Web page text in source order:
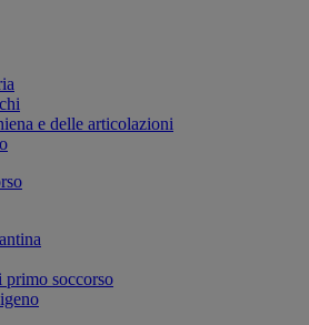
e delle articolazioni
primo soccorso